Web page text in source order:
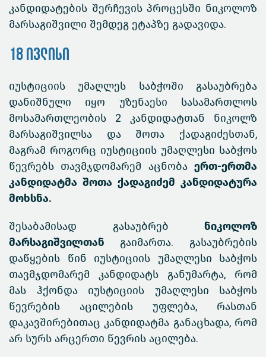
კანდიდატების შერჩევის პროცესში ნიკოლოზ
მარსაგიშვილი შემდეგ ეტაპზე გადავიდა.
18 ივლისი
იუსტიციის უმაღლეს საბჭოში გასაუბრება
დანიშნული იყო უზენაესი სასამართლოს
მოსამართლეობის 2 კანდიდატთან ნიკოლზ
მარსაგიშვილსა და შოთა ქადაგიძესთან,
მაგრამ როგორც იუსტიციის უმაღლესი საბჭოს
წევრებს თავმჯდომარემ აცნობა ერთ-ერთმა
კანდიდატმა შოთა ქადაგიძემ კანდიდატურა
მოხსნა.
შესაბამისად გასაუბრებ ნიკოლოზ
მარსაგიშვილთან გაიმართა. გასაუბრების
დაწყების წინ იუსტიციის უმაღლესი საბჭოს
თავმჯდომარემ კანდიდატს განუმარტა, რომ
მას ჰქონდა იუსტიციის უმაღლესი საბჭოს
წევრების აცილების უფლება, რასთან
დაკავშირებითაც კანდიდატმა განაცხადა, რომ
არ სურს არცერთი წევრის აცილება.